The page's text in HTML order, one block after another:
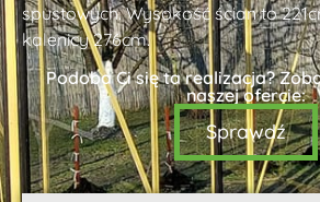
spustowych. Wysokość ścian to
kalenicy 276cm.
Podoba Ci się ta realizacja?
naszej ofercie:
Sprawdź